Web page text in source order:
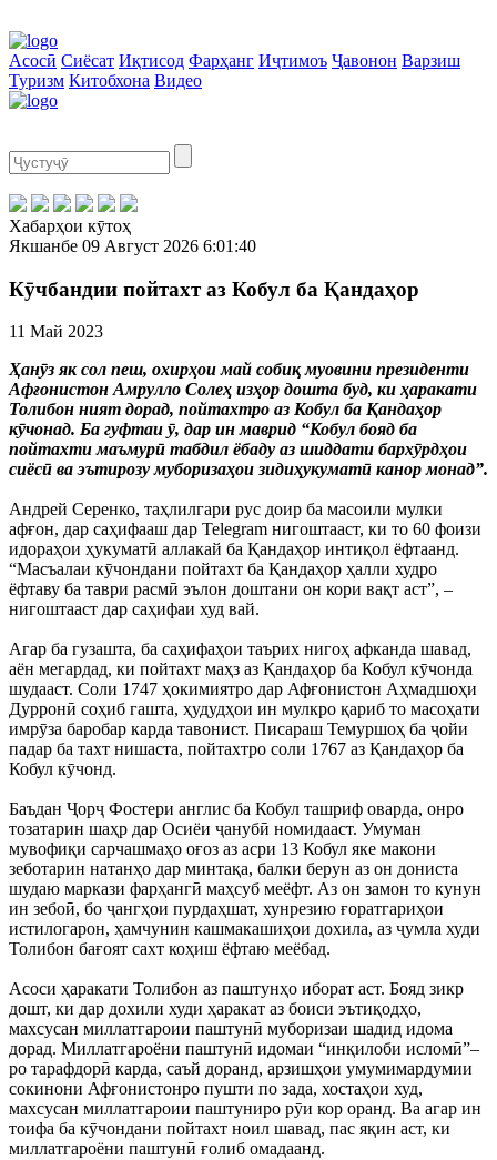
Асосӣ Сиёсат Иқтисод Фарҳанг Иҷтимоъ Ҷавонон Варзиш
Туризм Китобхона Видео
Хабарҳои кӯтоҳ
Якшанбе 09 Август 2026 6:01:40
Кӯчбандии пойтахт аз Кобул ба Қандаҳор
11 Май 2023
Ҳанӯз як сол пеш, охирҳои май собиқ муовини президенти
Афғонистон Амрулло Солеҳ изҳор дошта буд, ки ҳаракати
Толибон ният дорад, пойтахтро аз Кобул ба Қандаҳор
кӯчонад. Ба гуфтаи ӯ, дар ин маврид “Кобул бояд ба
пойтахти маъмурӣ табдил ёбаду аз шиддати бархӯрдҳои
сиёсӣ ва эътирозу муборизаҳои зидиҳукуматӣ канор монад”.
Андрей Серенко, таҳлилгари рус доир ба масоили мулки
афғон, дар саҳифааш дар Telegram нигоштааст, ки то 60 фоизи
идораҳои ҳукуматӣ аллакай ба Қандаҳор интиқол ёфтаанд.
“Масъалаи кӯчондани пойтахт ба Қандаҳор ҳалли худро
ёфтаву ба таври расмӣ эълон доштани он кори вақт аст”, –
нигоштааст дар саҳифаи худ вай.
Агар ба гузашта, ба саҳифаҳои таърих нигоҳ афканда шавад,
аён мегардад, ки пойтахт маҳз аз Қандаҳор ба Кобул кӯчонда
шудааст. Соли 1747 ҳокимиятро дар Афғонистон Аҳмадшоҳи
Дурронӣ соҳиб гашта, ҳудудҳои ин мулкро қариб то масоҳати
имрӯза баробар карда тавонист. Писараш Темуршоҳ ба ҷойи
падар ба тахт нишаста, пойтахтро соли 1767 аз Қандаҳор ба
Кобул кӯчонд.
Баъдан Ҷорҷ Фостери англис ба Кобул ташриф оварда, онро
тозатарин шаҳр дар Осиёи ҷанубӣ номидааст. Умуман
мувофиқи сарчашмаҳо оғоз аз асри 13 Кобул яке макони
зеботарин натанҳо дар минтақа, балки берун аз он дониста
шудаю маркази фарҳангӣ маҳсуб меёфт. Аз он замон то кунун
ин зебоӣ, бо ҷангҳои пурдаҳшат, хунрезию ғоратгариҳои
истилогарон, ҳамчунин кашмакашиҳои дохила, аз ҷумла худи
Толибон бағоят сахт коҳиш ёфтаю меёбад.
Асоси ҳаракати Толибон аз паштунҳо иборат аст. Бояд зикр
дошт, ки дар дохили худи ҳаракат аз боиси эътиқодҳо,
махсусан миллатгароии паштунӣ муборизаи шадид идома
дорад. Миллатгароёни паштунӣ идомаи “инқилоби исломӣ”–
ро тарафдорӣ карда, саъй доранд, арзишҳои умумимардумии
сокинони Афғонистонро пушти по зада, хостаҳои худ,
махсусан миллатгароии паштуниро рӯи кор оранд. Ва агар ин
тоифа ба кӯчондани пойтахт ноил шавад, пас яқин аст, ки
миллатгароёни паштунӣ ғолиб омадаанд.